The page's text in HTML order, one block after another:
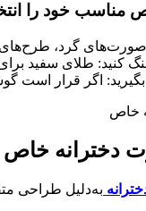
مناسب خود را
گرد، طرح‌های
کنید: طلای سفید
اگر قرار است
دخترانه خاص
به‌دلیل طراحی